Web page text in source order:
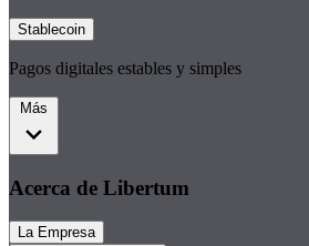
Stablecoin
Pagos digitales estables y simples
Más
Acerca de Libertum
La Empresa